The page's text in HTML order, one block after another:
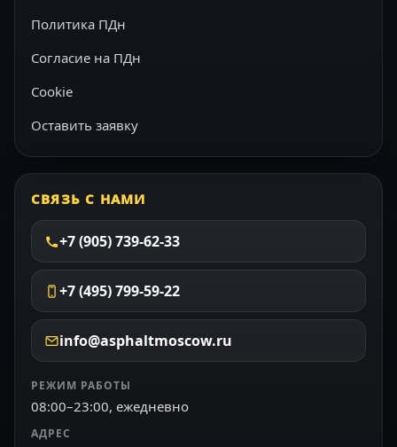
Политика ПДн
Согласие на ПДн
Cookie
Оставить заявку
СВЯЗЬ С НАМИ
+7 (905) 739-62-33
+7 (495) 799-59-22
info@asphaltmoscow.ru
РЕЖИМ РАБОТЫ
08:00–23:00, ежедневно
АДРЕС